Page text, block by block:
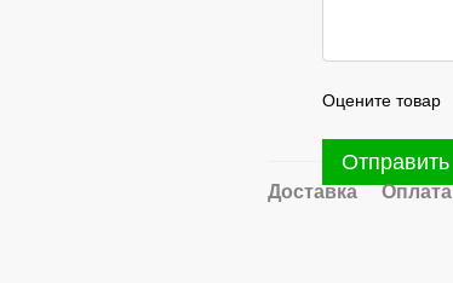
Оцените товар
Отправить
Доставка Оплата